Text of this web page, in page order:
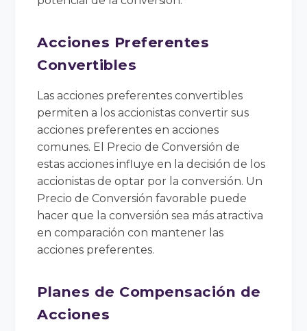
Acciones Preferentes
Convertibles
Las acciones preferentes convertibles
permiten a los accionistas convertir sus
acciones preferentes en acciones
comunes. El Precio de Conversión de
estas acciones influye en la decisión de los
accionistas de optar por la conversión. Un
Precio de Conversión favorable puede
hacer que la conversión sea más atractiva
en comparación con mantener las
acciones preferentes.
Planes de Compensación de
Acciones